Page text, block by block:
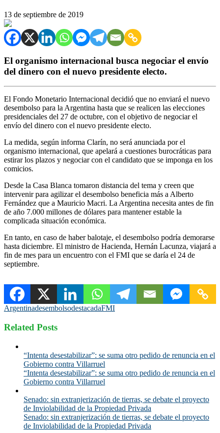
13 de septiembre de 2019
El organismo internacional busca negociar el envío
del dinero con el nuevo presidente electo.
El Fondo Monetario Internacional decidió que no enviará el nuevo
desembolso para la Argentina hasta que se realicen las elecciones
presidenciales del 27 de octubre, con el objetivo de negociar el
envío del dinero con el nuevo presidente electo.
La medida, según informa Clarín, no será anunciada por el
organismo internacional, que apelará a cuestiones burocráticas para
estirar los plazos y negociar con el candidato que se imponga en los
comicios.
Desde la Casa Blanca tomaron distancia del tema y creen que
intervenir para agilizar el desembolso beneficia más a Alberto
Fernández que a Mauricio Macri. La Argentina necesita antes de fin
de año 7.000 millones de dólares para mantener estable la
complicada situación económica.
En tanto, en caso de haber balotaje, el desembolso podría demorarse
hasta diciembre. El ministro de Hacienda, Hernán Lacunza, viajará a
fin de mes para un encuentro con el FMI que se daría el 24 de
septiembre.
ArgentinadesembolsodestacadaFMI
Related Posts
“Intenta desestabilizar”: se suma otro pedido de renuncia en el
Gobierno contra Villarruel
“Intenta desestabilizar”: se suma otro pedido de renuncia en el
Gobierno contra Villarruel
Senado: sin extranjerización de tierras, se debate el proyecto
de Inviolabilidad de la Propiedad Privada
Senado: sin extranjerización de tierras, se debate el proyecto
de Inviolabilidad de la Propiedad Privada